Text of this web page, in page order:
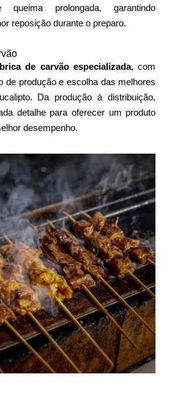
queima prolongada, garantindo
reposição durante o preparo.
de carvão especializada, com
de produção e escolha das melhores
Da produção à distribuição,
detalhe para oferecer um produto
desempenho.